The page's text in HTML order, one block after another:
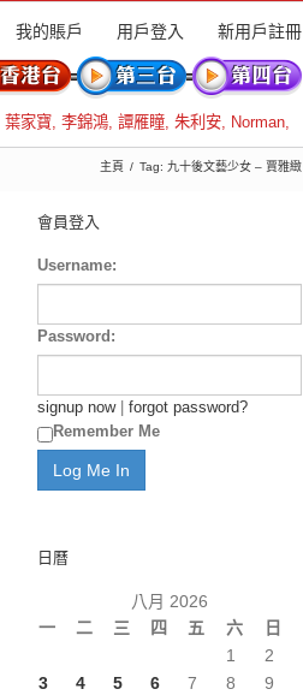
我的賬戶 用戶登入 新用戶註冊
葉家寶, 李錦鴻, 譚雁瞳, 朱利安, Norman,
主頁 Tag: 九十後文藝少女 – 賈雅緻
會員登入
Username:
Password:
signup now| forgot password?
Remember Me
日曆
八月 2026
一
二 三 四 五 六 日
1
2
3
4 5 6 7 8
9